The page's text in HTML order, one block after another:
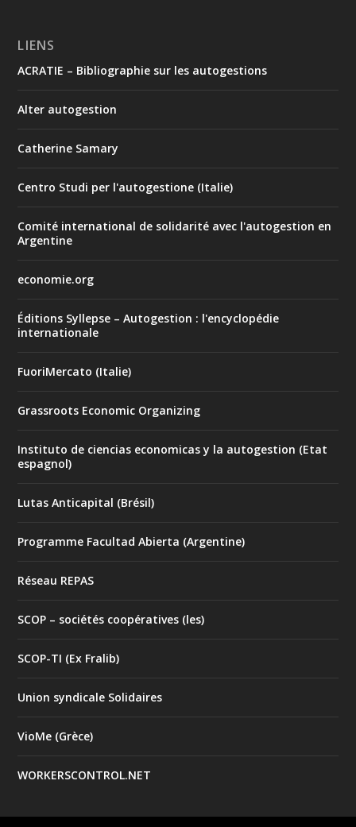
LIENS
ACRATIE – Bibliographie sur les autogestions
Alter autogestion
Catherine Samary
Centro Studi per l'autogestione (Italie)
Comité international de solidarité avec l'autogestion en
Argentine
economie.org
Éditions Syllepse – Autogestion : l'encyclopédie
internationale
FuoriMercato (Italie)
Grassroots Economic Organizing
Instituto de ciencias economicas y la autogestion (Etat
espagnol)
Lutas Anticapital (Brésil)
Programme Facultad Abierta (Argentine)
Réseau REPAS
SCOP – sociétés coopératives (les)
SCOP-TI (Ex Fralib)
Union syndicale Solidaires
VioMe (Grèce)
WORKERSCONTROL.NET